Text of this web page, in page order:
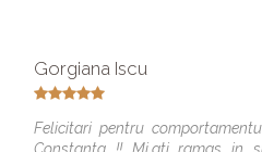
Gorgiana Iscu
Felicitari pentru
Constanta !! Mi.ati ramas in